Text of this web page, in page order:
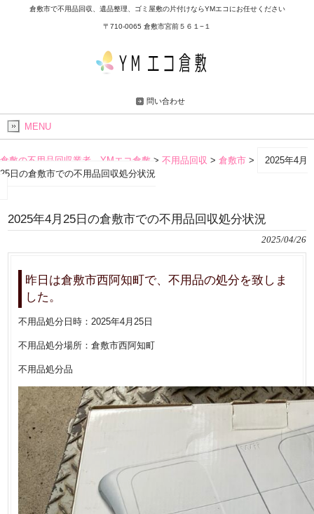
倉敷市で不用品回収、遺品整理、ゴミ屋敷の片付けならYMエコにお任せください
〒710-0065 倉敷市宮前５６１−１
問い合わせ
MENU
倉敷の不用品回収業者 YMエコ倉敷 > 不用品回収 > 倉敷市 >
2025年4月
25日の倉敷市での不用品回収処分状況
2025年4月25日の倉敷市での不用品回収処分状況
2025/04/26
昨日は倉敷市西阿知町で、不用品の処分を致しま
した。
不用品処分日時：2025年4月25日
不用品処分場所：倉敷市西阿知町
不用品処分品